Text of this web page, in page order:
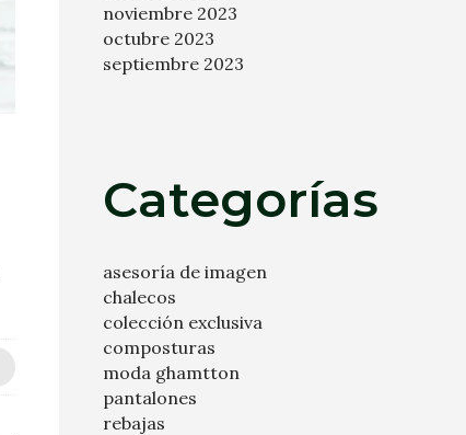
noviembre 2023
octubre 2023
septiembre 2023
Categorías
asesoría de imagen
chalecos
colección exclusiva
composturas
moda ghamtton
pantalones
rebajas